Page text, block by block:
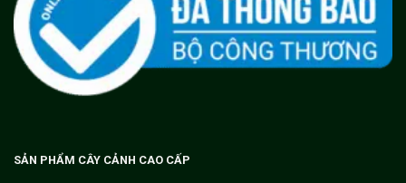
SẢN PHẨM CÂY CẢNH CAO CẤP